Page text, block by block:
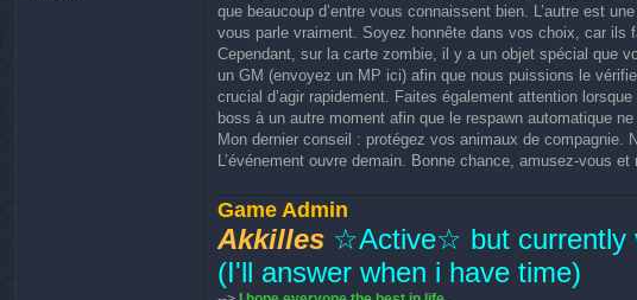
que beaucoup d’entre vous connaissent bien. L’autre est
vous parle vraiment. Soyez honnête dans vos choix, car ils
Cependant, sur la carte zombie, il y a un objet spécial que
un GM (envoyez un MP ici) afin que nous puissions le
crucial d’agir rapidement. Faites également attention
boss à un autre moment afin que le respawn automatique
Mon dernier conseil : protégez vos animaux de compagnie.
L’événement ouvre demain. Bonne chance, amusez-vous et
Game Admin
Akkilles ☆Active☆ but currently
(I'll answer when i have time)